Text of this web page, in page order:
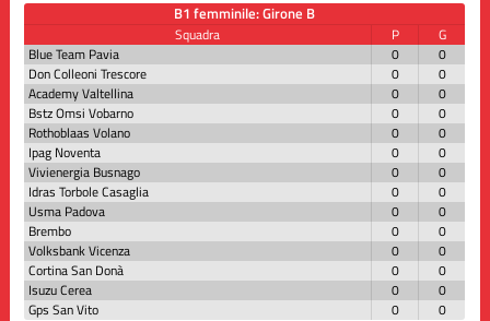
B1 femminile: Girone B
Squadra P
G
Blue Team Pavia
0
0
Don Colleoni Trescore
0
0
Academy Valtellina
0
0
Bstz Omsi Vobarno
0
0
Rothoblaas Volano
0
0
Ipag Noventa
0
0
Vivienergia Busnago
0
0
Idras Torbole Casaglia
0
0
Usma Padova
0
0
Brembo
0
0
Volksbank Vicenza
0
0
Cortina San Donà
0
0
Isuzu Cerea
0
0
Gps San Vito
0 0